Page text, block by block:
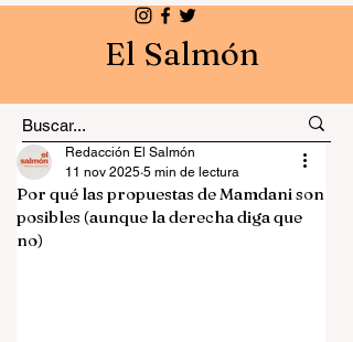
El Salmón
Por qué las propuestas de Mamdani son
posibles (aunque la derecha diga que
no)
Redacción El Salmón
11 nov 2025 5 min de lectura